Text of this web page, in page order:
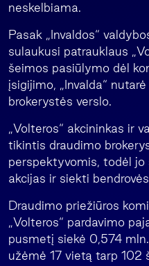
neskelbiama.
Pasak „Invaldos“
sulaukusi patrauklaus
šeimos pasiūlymo dėl
įsigijimo, „Invalda“
brokerystės verslo.
„Volteros“ akcininkas ir
tikintis draudimo
perspektyvomis, todėl
akcijas ir siekti
Draudimo priežiūros
„Volteros“ pardavimo
pusmetį siekė 0,574
užėmė 17 vietą tarp 102